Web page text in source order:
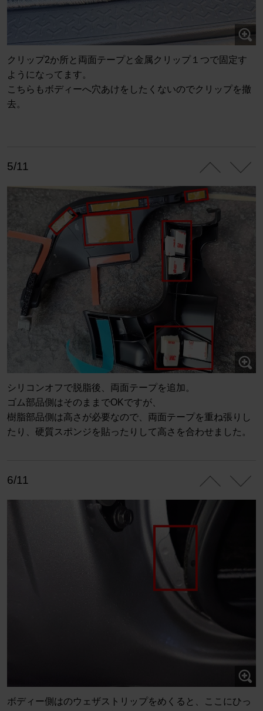
クリップ2か所と両面テープと金属クリップ１つで固定す
ようになってます。
こちらもボディーへ穴あけをしたくないのでクリップを撤
去。
5/11
シリコンオフで脱脂後、両面テープを追加。
ゴム部品側はそのままでOKですが、
樹脂部品側は高さが必要なので、両面テープを重ね張りし
たり、硬質スポンジを貼ったりして高さを合わせました。
6/11
ボディー側はのウェザストリップをめくると、ここにひっ